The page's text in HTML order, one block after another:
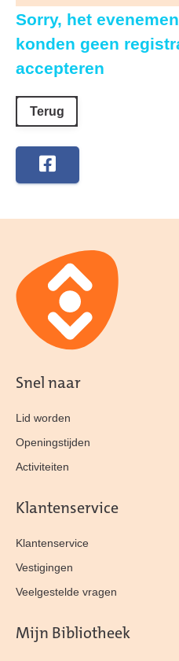
Sorry, het
konden geen
accepteren
Terug
Snel naar
Lid worden
Openingstijden
Activiteiten
Klantenservice
Klantenservice
Vestigingen
Veelgestelde vragen
Mijn Bibliotheek